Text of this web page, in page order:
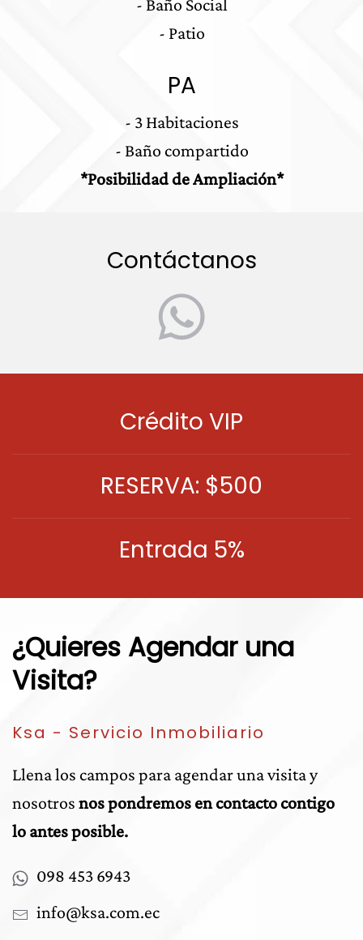
- Baño Social
- Patio
PA
- 3 Habitaciones
- Baño compartido
*Posibilidad de Ampliación*
Contáctanos
Crédito VIP
RESERVA: $500
Entrada 5%
¿Quieres Agendar una
Visita?
Ksa - Servicio Inmobiliario
Llena los campos para agendar una visita y
nosotros nos pondremos en contacto contigo
lo antes posible.
098 453 6943
info@ksa.com.ec